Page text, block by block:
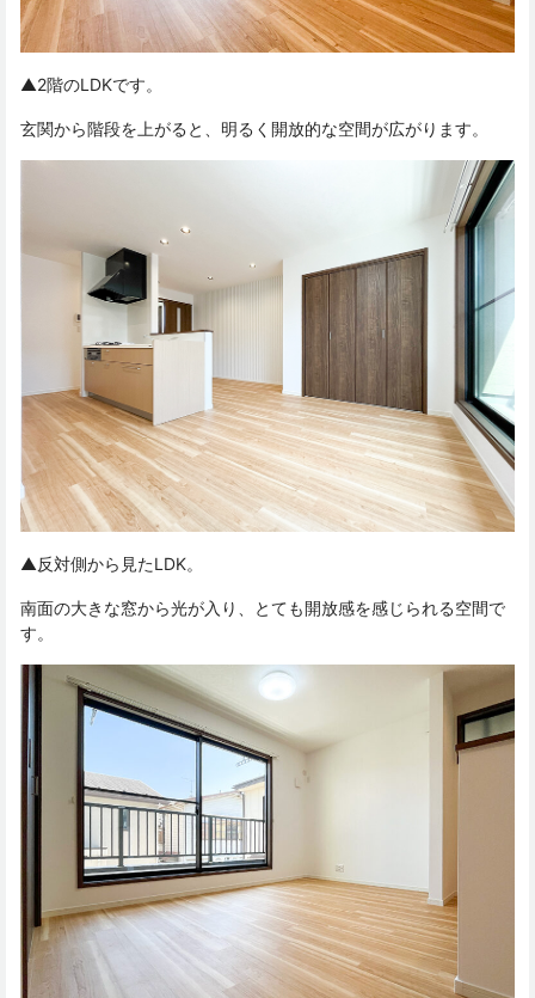
▲2階のLDKです。
玄関から階段を上がると、明るく開放的な空間が広がります。
▲反対側から見たLDK。
南面の大きな窓から光が入り、とても開放感を感じられる空間で
す。